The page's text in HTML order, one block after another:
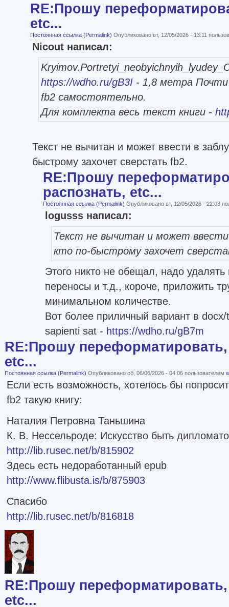
RE:Прошу
etc...
Постоянная ссылка (Permalink) Опубликовано вт, 12/05/2026 - 13:11
Nicout написал:
https://wdho.ru/gB3I- 1,8 метра
fb2 самостоятельно.
Для комплекта весь текст книги -
Текст не вычитан и может ввести в
быстрому захочет сверстать fb2.
RE:Прошу
распознать, etc...
Постоянная ссылка (Permalink) Опубликовано вт, 12/05/2026 - 22:03
logusss написал:
Текст не вычитан и может
кто по-быстрому захочет
Этого никто не обещал, надо
переносы и т.д., короче, приложить
минимальном количестве.
Вот более приличный вариант в
sapienti sat - https://wdho.ru/gB7m
RE:Прошу переформатировать,
etc...
Постоянная ссылка (Permalink) Опубликовано сб, 06/06/2026 - 04:06 пользователем
Если есть возможность, хотелось бы
fb2 такую книгу:
Наталия Петровна Таньшина
К. В. Нессельроде: Искусство быть
http://lib.rusec.net/b/815902
Здесь есть недоработанный epub
http://www.flibusta.is/b/875903
Спасибо
http://lib.rusec.net/b/816818
RE:Прошу переформатировать,
etc...